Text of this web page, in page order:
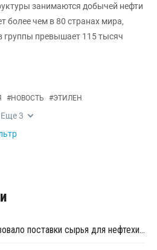
занимаются добычей нефти
более чем в 80 странах мира,
группы превышает 115 тысяч
#НОВОСТЬ #ЭТИЛЕН
Еще3
Обмеление Рейна парализовало поставки сырья для нефтехимии Германии